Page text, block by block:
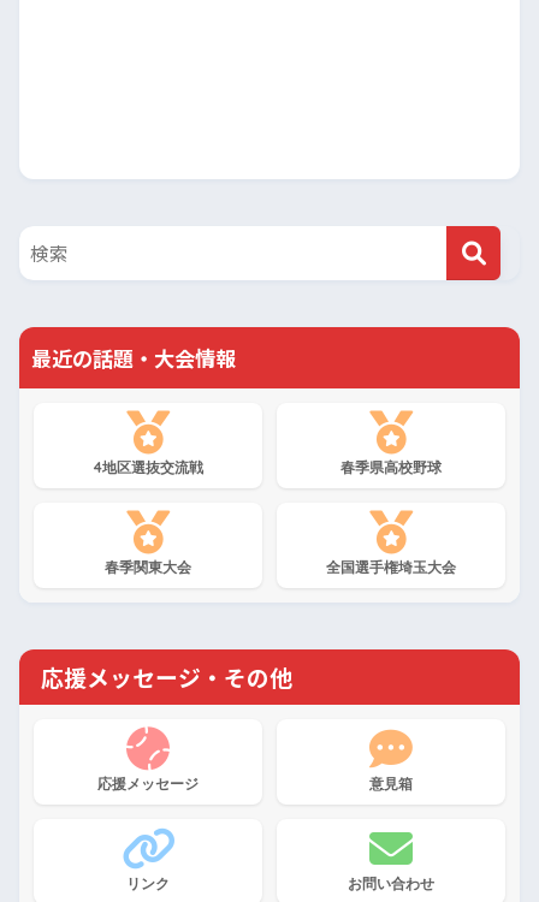
最近の話題・大会情報
4地区選抜交流戦 春季県高校野球
春季関東大会 全国選手権埼玉大会
応援メッセージ・その他
応援メッセージ 意見箱
リンク お問い合わせ